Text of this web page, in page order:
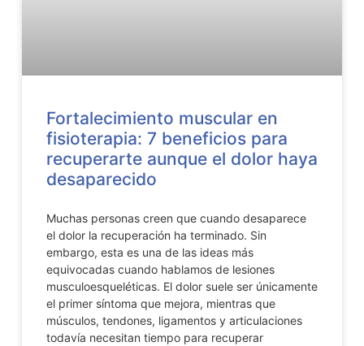
Fortalecimiento muscular en
fisioterapia: 7 beneficios para
recuperarte aunque el dolor haya
desaparecido
Muchas personas creen que cuando desaparece
el dolor la recuperación ha terminado. Sin
embargo, esta es una de las ideas más
equivocadas cuando hablamos de lesiones
musculoesqueléticas. El dolor suele ser únicamente
el primer síntoma que mejora, mientras que
músculos, tendones, ligamentos y articulaciones
todavía necesitan tiempo para recuperar